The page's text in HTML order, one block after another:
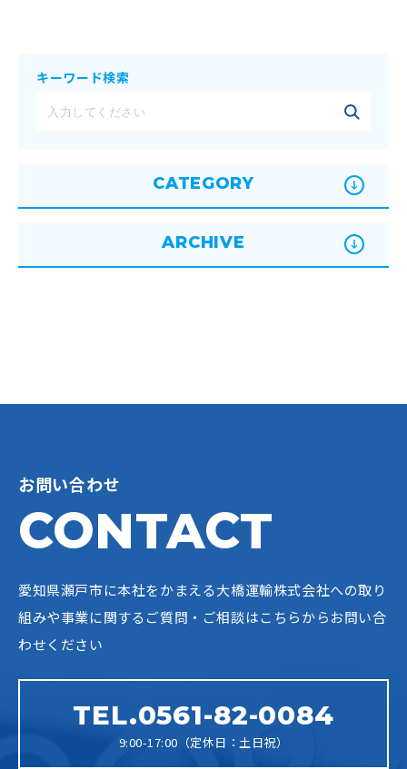
キーワード検索
CATEGORY
ARCHIVE
お問い合わせ
CONTACT
愛知県瀬戸市に本社をかまえる大橋運輸株式会社への取り
組みや事業に関するご質問・ご相談はこちらからお問い合
わせください
TEL.0561-82-0084
9:00-17:00（定休日：土日祝）